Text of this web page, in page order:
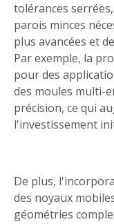
tolérances
parois minces
plus avancées et
Par exemple, la
pour des
des moules multi-
précision, ce qui
l'investissement
De plus,
des noyaux
géométries